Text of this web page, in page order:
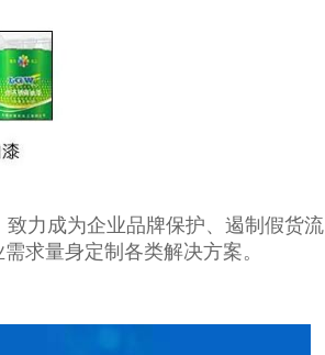
力成为企业品牌保护、遏制假货流
求量身定制各类解决方案。